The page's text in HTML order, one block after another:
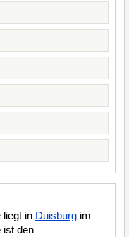
liegt in Duisburg im
ist den